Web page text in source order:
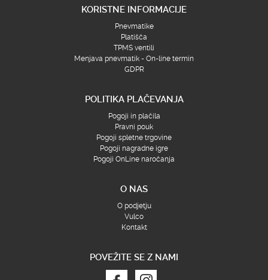
KORISTNE INFORMACIJE
Pnevmatike
Platišča
TPMS ventili
Menjava pnevmatik - On-line termin
GDPR
POLITIKA PLAČEVANJA
Pogoji in plačila
Pravni pouk
Pogoji spletne trgovine
Pogoji nagradne igre
Pogoji OnLine naročanja
O NAS
O podjetju
Vulco
Kontakt
POVEŽITE SE Z NAMI